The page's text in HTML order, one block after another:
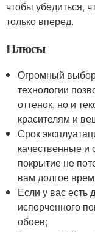
чтобы убедиться,
только вперед.
Плюсы
Огромный
технологии
оттенок, но и
красителям и
Срок
качественные и
покрытие не
вам долгое
Если у вас есть
испорченного
обоев;